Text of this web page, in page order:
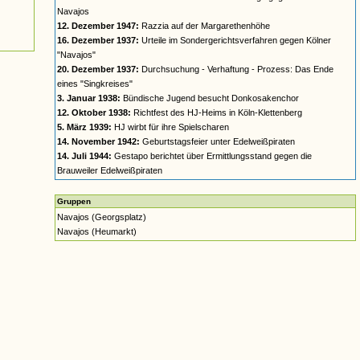
Navajos
12. Dezember 1947: Razzia auf der Margarethenhöhe
16. Dezember 1937: Urteile im Sondergerichtsverfahren gegen Kölner
"Navajos"
20. Dezember 1937: Durchsuchung - Verhaftung - Prozess: Das Ende
eines "Singkreises"
3. Januar 1938: Bündische Jugend besucht Donkosakenchor
12. Oktober 1938: Richtfest des HJ-Heims in Köln-Klettenberg
5. März 1939: HJ wirbt für ihre Spielscharen
14. November 1942: Geburtstagsfeier unter Edelweißpiraten
14. Juli 1944: Gestapo berichtet über Ermittlungsstand gegen die
Brauweiler Edelweißpiraten
Gruppen
Navajos (Georgsplatz)
Navajos (Heumarkt)